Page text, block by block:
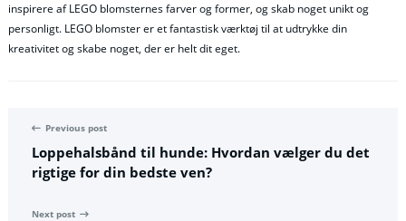
inspirere af LEGO blomsternes farver og former, og skab noget unikt og
personligt. LEGO blomster er et fantastisk værktøj til at udtrykke din
kreativitet og skabe noget, der er helt dit eget.
Previous post
Loppehalsbånd til hunde: Hvordan vælger du det
rigtige for din bedste ven?
Next post